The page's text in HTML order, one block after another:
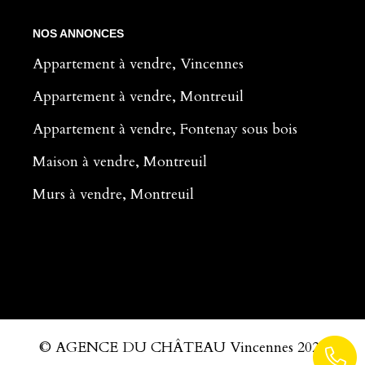
NOS ANNONCES
Appartement à vendre, Vincennes
Appartement à vendre, Montreuil
Appartement à vendre, Fontenay sous bois
Maison à vendre, Montreuil
Murs à vendre, Montreuil
© AGENCE DU CHÂTEAU Vincennes 2026